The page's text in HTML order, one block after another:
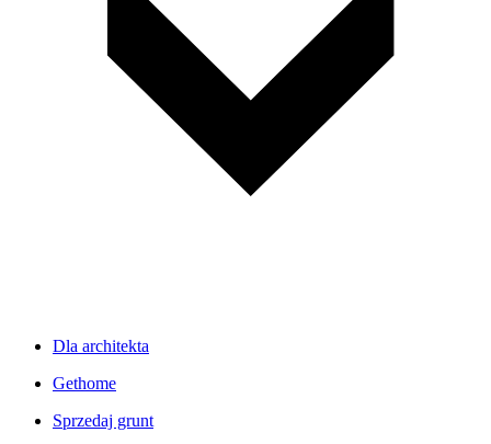
Dla architekta
Gethome
Sprzedaj grunt